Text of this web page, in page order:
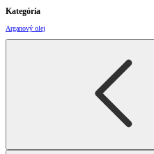
Kategória
Arganový olej